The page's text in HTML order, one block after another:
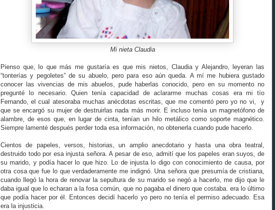
Mi nieta Claudia
Pienso que, lo que más me gustaría es que mis nietos, Claudia y Alejandro, leyeran las
“tonterías y pegoletes” de su abuelo, pero para eso aún queda. A mí me hubiera gustado
conocer las vivencias de mis abuelos, pude haberlas conocido, pero en su momento no
pregunté lo necesario. Quien tenía capacidad de aclararme muchas cosas era mi tío
Fernando, el cual atesoraba muchas anécdotas escritas, que me comentó pero yo no vi, y
que se encargó su mujer de destruirlas nada más morir. E incluso tenía un magnetófono de
alambre, de esos que, en lugar de cinta, tenían un hilo metálico como soporte magnético.
Siempre lamenté después perder toda esa información, no obtenerla cuando pude hacerlo.
Cientos de papeles, versos, historias, un amplio anecdotario y hasta una obra teatral,
destruido todo por esa injusta señora. A pesar de eso, admití que los papeles eran suyos, de
su marido, y podía hacer lo que hizo. Lo de injusta lo digo con conocimiento de causa, por
otra cosa que fue lo que verdaderamente me indignó. Una señora que presumía de cristiana,
cuando llegó la hora de renovar la sepultura de su marido se negó a hacerlo, me dijo que le
daba igual que lo echaran a la fosa común, que no pagaba el dinero que costaba. era lo último
que podía hacer por él. Entonces decidí hacerlo yo pero no tenía el permiso adecuado. Esa
era la injusticia.